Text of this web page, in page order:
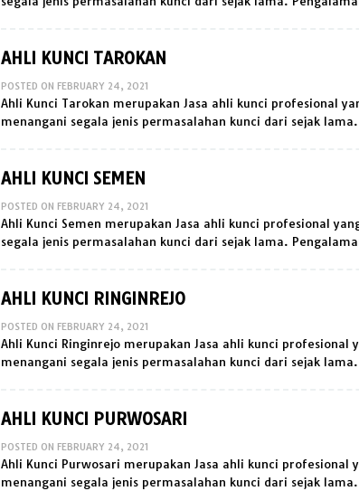
AHLI KUNCI TAROKAN
POSTED ON FEBRUARY 24, 2021
Ahli Kunci Tarokan merupakan Jasa ahli kunci profesional
menangani segala jenis permasalahan kunci dari sejak
AHLI KUNCI SEMEN
POSTED ON FEBRUARY 24, 2021
Ahli Kunci Semen merupakan Jasa ahli kunci profesional
segala jenis permasalahan kunci dari sejak lama.
AHLI KUNCI RINGINREJO
POSTED ON FEBRUARY 24, 2021
Ahli Kunci Ringinrejo merupakan Jasa ahli kunci profesional
menangani segala jenis permasalahan kunci dari sejak
AHLI KUNCI PURWOSARI
POSTED ON FEBRUARY 24, 2021
Ahli Kunci Purwosari merupakan Jasa ahli kunci profesional
menangani segala jenis permasalahan kunci dari sejak